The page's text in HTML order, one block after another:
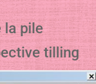
la pile
tilling